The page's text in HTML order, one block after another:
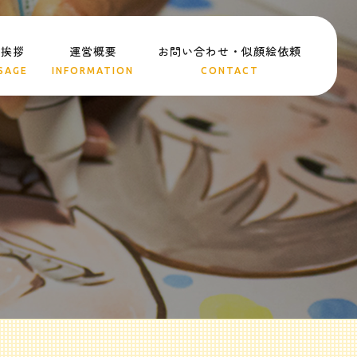
拶 運営概要 お問い合わせ・似顔絵依頼